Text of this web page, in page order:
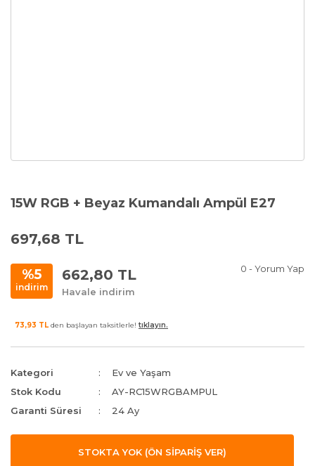
15W RGB + Beyaz Kumandalı Ampül E27
697,68 TL
%5
indirim
662,80 TL
Havale indirim
0 - Yorum Yap
73,93 TL den başlayan taksitlerle! tıklayın.
Kategori
Ev ve Yaşam
Stok Kodu
AY-RC15WRGBAMPUL
Garanti Süresi
24 Ay
STOKTA YOK (ÖN SİPARİŞ VER)